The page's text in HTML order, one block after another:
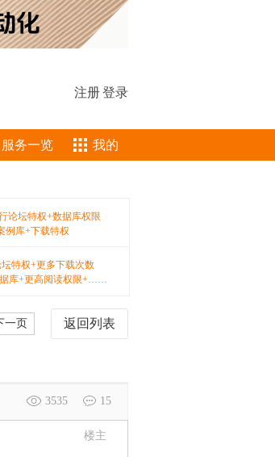
注册登录
服务一览 我的
论坛特权+数据库权限
例库+下载特权
特权+更多下载次数
据库+更高阅读权限+……
返回列表
一页
3535 15
楼主